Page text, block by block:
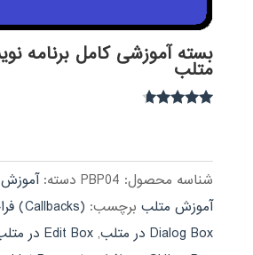
متلب
شناسه محصول: PBP04 دسته:آموزش GUI
آموزش متلب برچسب: (Callbacks) فراخوان ها در متلب
Dialog Box در متلب
, Edit Box در متلب